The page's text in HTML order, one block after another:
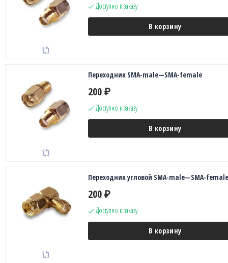
Доступно к заказу
В корзину
Переходник SMA-male—SMA-female
200 ₽
Доступно к заказу
В корзину
Переходник угловой SMA-male—SMA-female
200 ₽
Доступно к заказу
В корзину